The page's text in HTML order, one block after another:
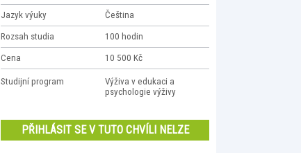
Jazyk výuky Čeština
Rozsah studia 100 hodin
Cena 10 500 Kč
Studijní program
Výživa v edukaci a
psychologie výživy
PŘIHLÁSIT SE V TUTO CHVÍLI NELZE